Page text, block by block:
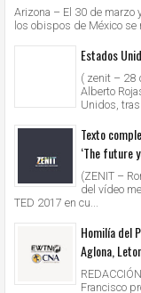
Arizona – El 30 de
los obispos de México se
Estados
( zenit – 28
Alberto
Unidos, tras
Texto
‘The future
(ZENIT –
del vídeo
TED 2017 en cu...
Homilía del
Aglona,
Francisco